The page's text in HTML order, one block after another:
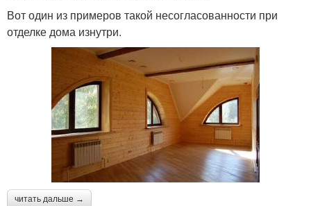
Вот один из примеров такой несогласованности при
отделке дома изнутри.
читать дальше →